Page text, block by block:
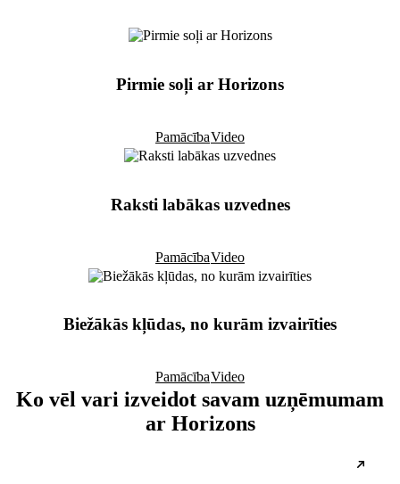
Pirmie soļi ar Horizons
PamācībaVideo
Raksti labākas uzvednes
PamācībaVideo
Biežākās kļūdas, no kurām izvairīties
PamācībaVideo
Ko vēl vari izveidot savam uzņēmumam
ar Horizons